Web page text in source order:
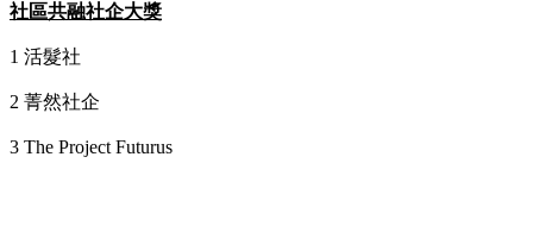
社區共融社企大獎
1 活髮社
2 菁然社企
3 The Project Futurus